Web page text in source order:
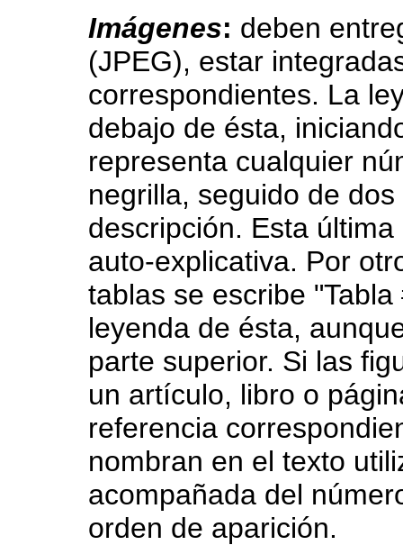
Imágenes: deben
(JPEG), estar
correspondientes. La
debajo de ésta,
representa cualquier
negrilla, seguido de
descripción. Esta
auto-explicativa. Por
tablas se escribe
leyenda de ésta,
parte superior. Si las
un artículo, libro o
referencia
nombran en el texto
acompañada del
orden de aparición.